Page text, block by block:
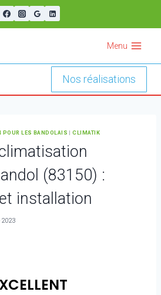
Menu
Nos réalisations
POUR LES BANDOLAIS |CLIMATIK
(83150) :
installation
2023